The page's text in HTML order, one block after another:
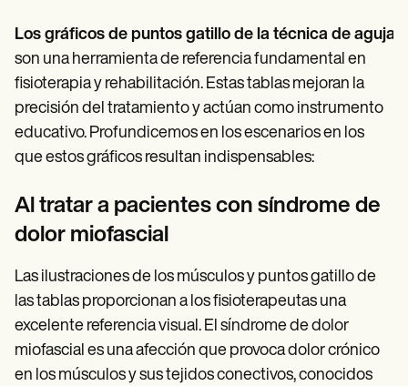
Los gráficos de puntos gatillo de la técnica de aguja
son una herramienta de referencia fundamental en
fisioterapia y rehabilitación. Estas tablas mejoran la
precisión del tratamiento y actúan como instrumento
educativo. Profundicemos en los escenarios en los
que estos gráficos resultan indispensables:
Al tratar a pacientes con síndrome de
dolor miofascial
Las ilustraciones de los músculos y puntos gatillo de
las tablas proporcionan a los fisioterapeutas una
excelente referencia visual. El síndrome de dolor
miofascial es una afección que provoca dolor crónico
en los músculos y sus tejidos conectivos, conocidos